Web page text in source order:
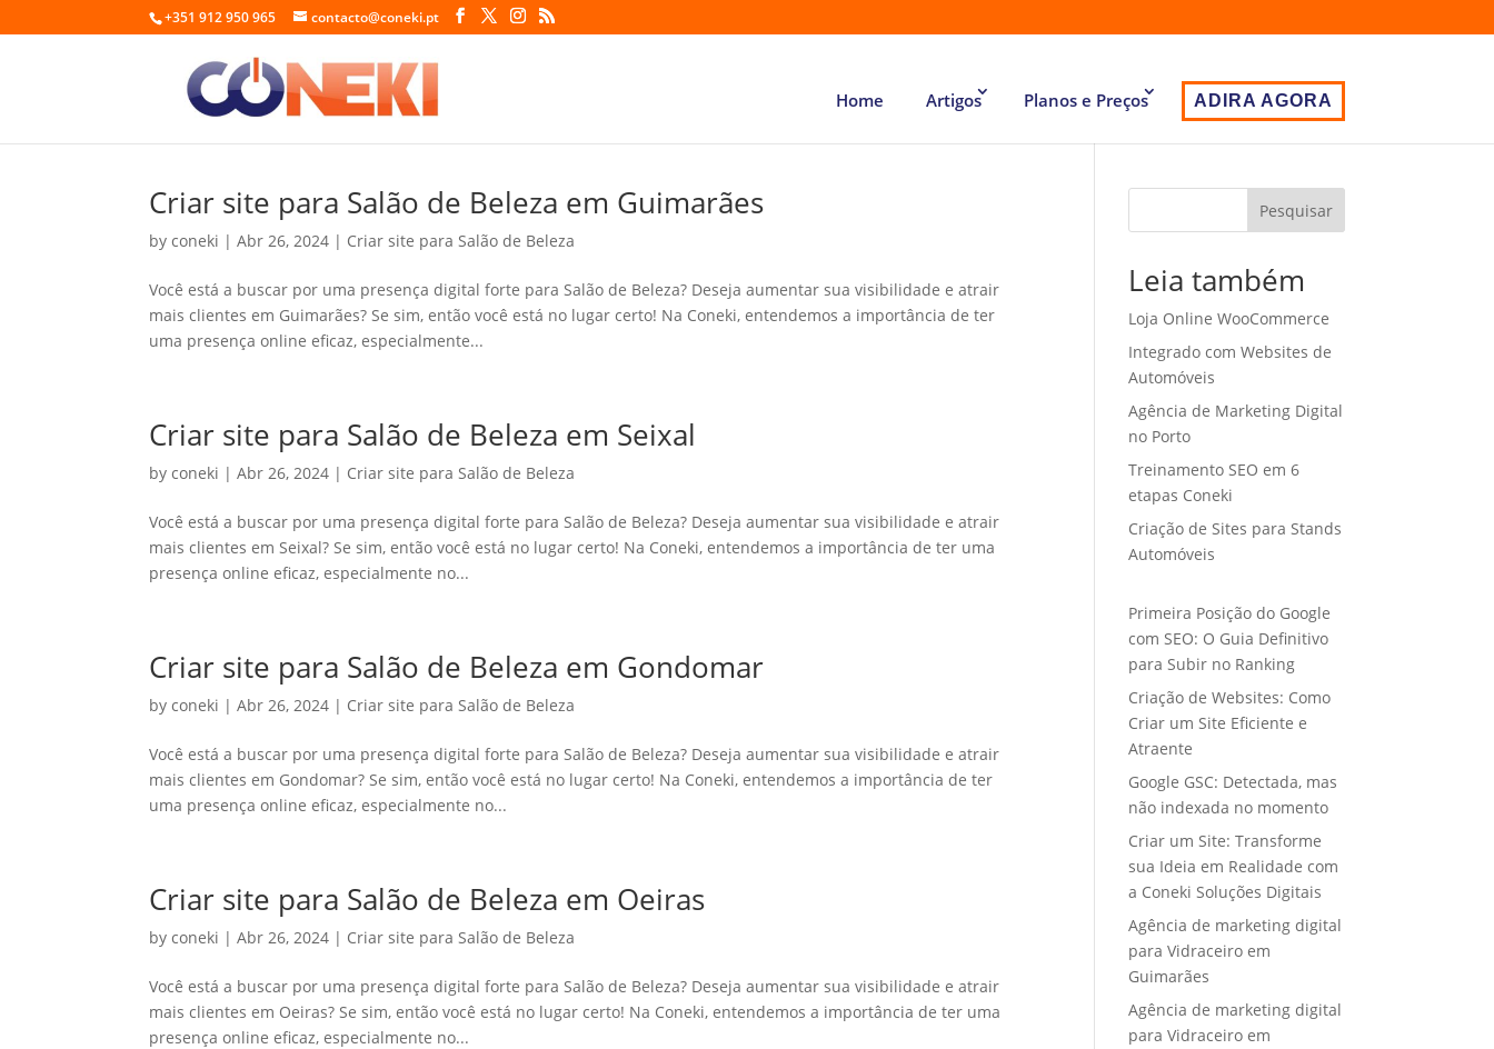
+351 912 950 965 contacto@coneki.pt
Home Artigos Planos e Preços ADIRA AGORA
Criar site para Salão de Beleza em Guimarães
byconeki |Abr 26, 2024 | Criar site para Salão de Beleza
Você está a buscar por uma presença digital forte para Salão de Beleza? Deseja aumentar sua visibilidade e atrair
mais clientes em Guimarães? Se sim, então você está no lugar certo! Na Coneki, entendemos a importância de ter
uma presença online eficaz, especialmente...
Criar site para Salão de Beleza em Seixal
byconeki |Abr 26, 2024 | Criar site para Salão de Beleza
Você está a buscar por uma presença digital forte para Salão de Beleza? Deseja aumentar sua visibilidade e atrair
mais clientes em Seixal? Se sim, então você está no lugar certo! Na Coneki, entendemos a importância de ter uma
presença online eficaz, especialmente no...
Criar site para Salão de Beleza em Gondomar
byconeki |Abr 26, 2024 | Criar site para Salão de Beleza
Você está a buscar por uma presença digital forte para Salão de Beleza? Deseja aumentar sua visibilidade e atrair
mais clientes em Gondomar? Se sim, então você está no lugar certo! Na Coneki, entendemos a importância de ter
uma presença online eficaz, especialmente no...
Criar site para Salão de Beleza em Oeiras
byconeki |Abr 26, 2024 | Criar site para Salão de Beleza
Você está a buscar por uma presença digital forte para Salão de Beleza? Deseja aumentar sua visibilidade e atrair
mais clientes em Oeiras? Se sim, então você está no lugar certo! Na Coneki, entendemos a importância de ter uma
presença online eficaz, especialmente no...
Pesquisar
Leia também
Loja Online WooCommerce
Integrado com Websites de
Automóveis
Agência de Marketing Digital
no Porto
Treinamento SEO em 6
etapas Coneki
Criação de Sites para Stands
Automóveis
Primeira Posição do Google
com SEO: O Guia Definitivo
para Subir no Ranking
Criação de Websites: Como
Criar um Site Eficiente e
Atraente
Google GSC: Detectada, mas
não indexada no momento
Criar um Site: Transforme
sua Ideia em Realidade com
a Coneki Soluções Digitais
Agência de marketing digital
para Vidraceiro em
Guimarães
Agência de marketing digital
para Vidraceiro em